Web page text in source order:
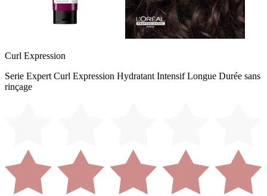
Curl Expression
Serie Expert Curl Expression Hydratant Intensif Longue Durée sans
rinçage